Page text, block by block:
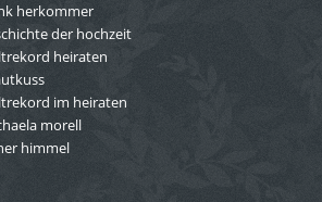
herkommer
der hochzeit
heiraten
im heiraten
morell
himmel